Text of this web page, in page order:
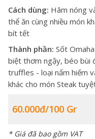
Cách dùng: Hâm nóng
thể ăn cùng nhiều món
bít tết
Thành phần: Sốt
biệt thơm ngậy, béo bùi
truffles - loại nấm hiếm
khác cho món Steak
60.000đ/100 Gr
* Giá đã bao gồm VAT